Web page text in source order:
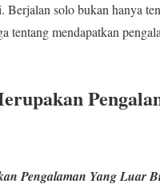
Berjalan solo bukan hanya
tentang mendapatkan
Pengalaman Yang Luar